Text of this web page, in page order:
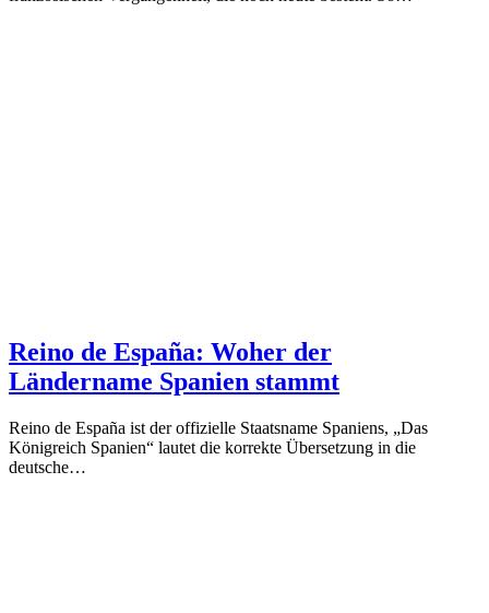
Reino de España: Woher der
Ländername Spanien stammt
Reino de España ist der offizielle Staatsname Spaniens, „Das
Königreich Spanien“ lautet die korrekte Übersetzung in die
deutsche…